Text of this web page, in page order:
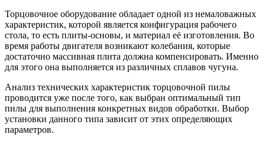
Торцовочное оборудование обладает одной из немаловажных
характеристик, которой является конфигурация рабочего
стола, то есть плиты-основы, и материал её изготовления. Во
время работы двигателя возникают колебания, которые
достаточно массивная плита должна компенсировать. Именно
для этого она выполняется из различных сплавов чугуна.
Анализ технических характеристик торцовочной пилы
проводится уже после того, как выбран оптимальный тип
пилы для выполнения конкретных видов обработки. Выбор
установки данного типа зависит от этих определяющих
параметров.